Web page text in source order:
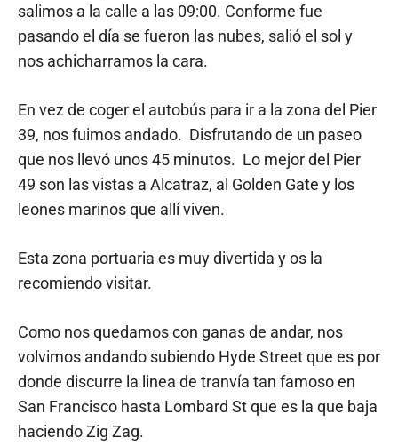
salimos a la calle a las 09:00. Conforme fue
pasando el día se fueron las nubes, salió el sol y
nos achicharramos la cara.
En vez de coger el autobús para ir a la zona del Pier
39, nos fuimos andado. Disfrutando de un paseo
que nos llevó unos 45 minutos. Lo mejor del Pier
49 son las vistas a Alcatraz, al Golden Gate y los
leones marinos que allí viven.
Esta zona portuaria es muy divertida y os la
recomiendo visitar.
Como nos quedamos con ganas de andar, nos
volvimos andando subiendo Hyde Street que es por
donde discurre la linea de tranvía tan famoso en
San Francisco hasta Lombard St que es la que baja
haciendo Zig Zag.